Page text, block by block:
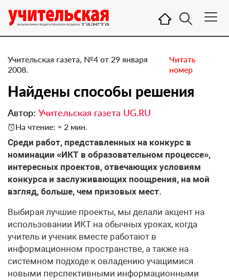
Учительская газета, №4 от 29 января
2008.
Читать
номер
Найдены способы решения
Автор: Учительская газета UG.RU
На чтение: ≈ 2 мин.
Среди работ, представленных на конкурс в
номинации «ИКТ в образовательном процессе»,
интересных проектов, отвечающих условиям
конкурса и заслуживающих поощрения, на мой
взгляд, больше, чем призовых мест.
Выбирая лучшие проекты, мы делали акцент на
использовании ИКТ на обычных уроках, когда
учитель и ученик вместе работают в
информационном пространстве, а также на
системном подходе к овладению учащимися
новыми перспективными информационными